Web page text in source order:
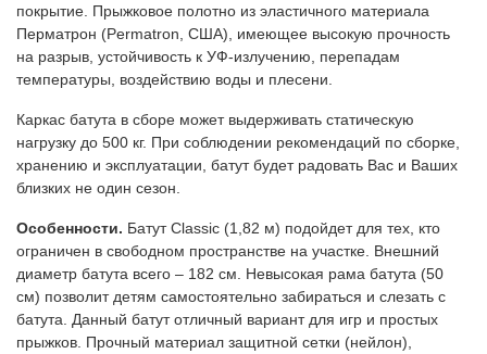
покрытие. Прыжковое полотно из эластичного материала
Перматрон (Permatron, США), имеющее высокую прочность
на разрыв, устойчивость к УФ-излучению, перепадам
температуры, воздействию воды и плесени.
Каркас батута в сборе может выдерживать статическую
нагрузку до 500 кг. При соблюдении рекомендаций по сборке,
хранению и эксплуатации, батут будет радовать Вас и Ваших
близких не один сезон.
Особенности. Батут Classic (1,82 м) подойдет для тех, кто
ограничен в свободном пространстве на участке. Внешний
диаметр батута всего – 182 см. Невысокая рама батута (50
см) позволит детям самостоятельно забираться и слезать с
батута. Данный батут отличный вариант для игр и простых
прыжков. Прочный материал защитной сетки (нейлон),